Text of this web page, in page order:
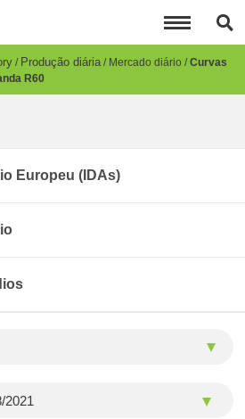
Produção diária Mercado diário Curvas
R60
Europeu (IDAs)